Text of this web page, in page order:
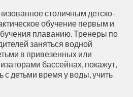
столичным детско-
обучение первым и
плаванию. Тренеры по
заняться водной
в привезенных или
бассейнах, покажут,
с детьми время у воды, учить